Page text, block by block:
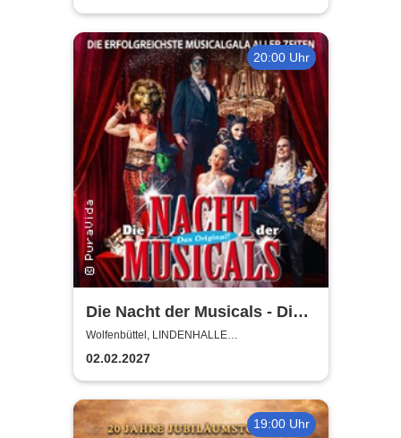
20:00 Uhr
Die Nacht der Musicals - Die
erfolgreichste Musicalgala
aller Zeiten
Wolfenbüttel, LINDENHALLE
WOLFENBÜTTEL
02.02.2027
19:00 Uhr